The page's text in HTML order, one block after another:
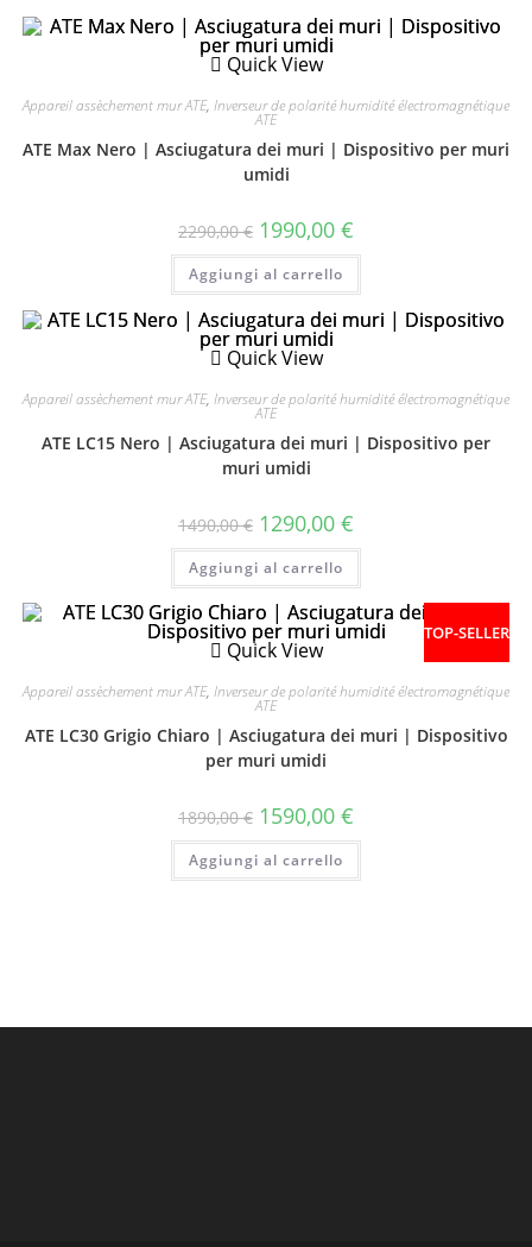
Quick View
Appareil assèchement mur ATE, Inverseur de polarité humidité électromagnétique
ATE
ATE Max Nero | Asciugatura dei muri | Dispositivo per muri
umidi
2290,00€ 1990,00 €
Aggiungi al carrello
Quick View
Appareil assèchement mur ATE, Inverseur de polarité humidité électromagnétique
ATE
ATE LC15 Nero | Asciugatura dei muri | Dispositivo per
muri umidi
1490,00€ 1290,00 €
Aggiungi al carrello
TOP-SELLER
Quick View
Appareil assèchement mur ATE, Inverseur de polarité humidité électromagnétique
ATE
ATE LC30 Grigio Chiaro | Asciugatura dei muri | Dispositivo
per muri umidi
1890,00€ 1590,00 €
Aggiungi al carrello